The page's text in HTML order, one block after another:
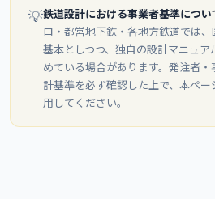
💡鉄道設計における事業者基準につい
ロ・都営地下鉄・各地方鉄道では
基本としつつ、独自の設計マニュア
めている場合があります。発注者
計基準を必ず確認した上で、本ペ
用してください。